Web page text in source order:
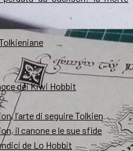
dei Kiwi Hobbit
l’arte di seguire Tolkien
il canone e le sue sfide
de Lo Hobbit